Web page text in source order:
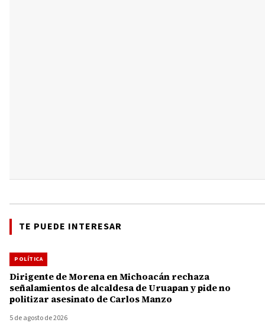
TE PUEDE INTERESAR
POLÍTICA
Dirigente de Morena en Michoacán rechaza
señalamientos de alcaldesa de Uruapan y pide no
politizar asesinato de Carlos Manzo
5 de agosto de 2026